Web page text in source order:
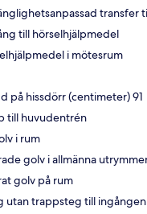
transfer
till hörselhjälpmedel
i mötesrum
på hissdörr (centimeter) 91
till huvudentrén
i rum
golv i allmänna
golv på rum
utan trappsteg till ingången